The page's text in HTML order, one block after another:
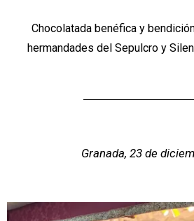
Chocolatada benéfica y
hermandades del Sepulcro y
Granada, 23 de